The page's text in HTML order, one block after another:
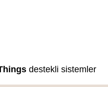
destekli sistemler